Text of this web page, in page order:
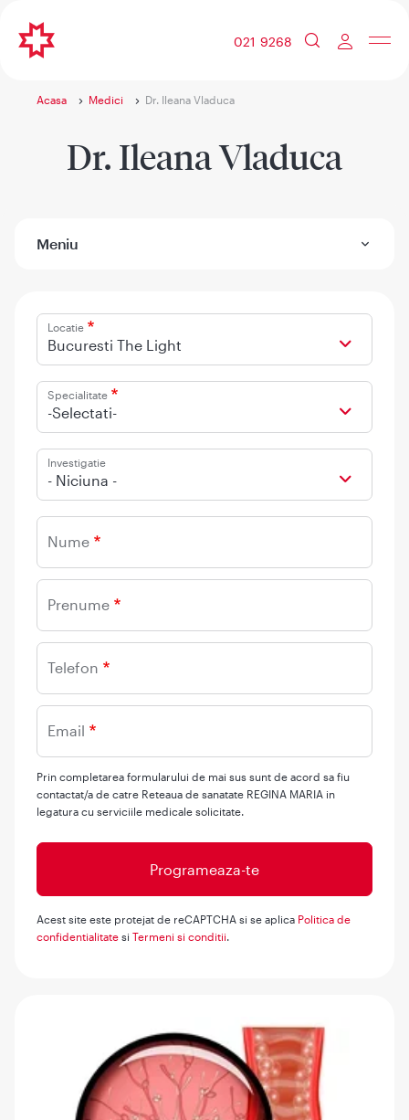
021 9268
Acasa Medici Dr. Ileana Vladuca
Dr. Ileana Vladuca
Meniu
Locatie
Bucuresti The Light
Specialitate
-Selectati-
Investigatie
- Niciuna -
Nume
Prenume
Telefon
Email
Prin completarea formularului de mai sus sunt de acord sa fiu
contactat/a de catre Reteaua de sanatate REGINA MARIA in
legatura cu serviciile medicale solicitate.
Acest site este protejat de reCAPTCHA si se aplica Politica de
confidentialitate si Termeni si conditii.